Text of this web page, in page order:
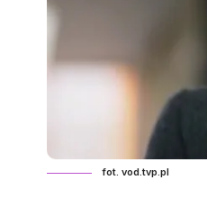
fot. vod.tvp.pl